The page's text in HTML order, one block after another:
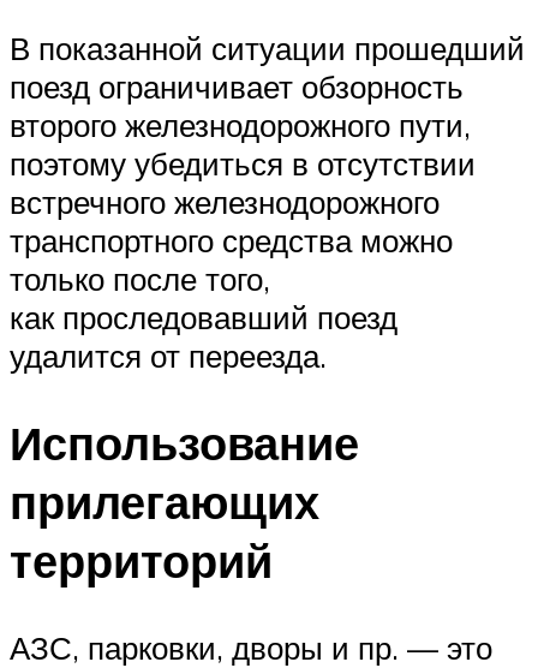
В показанной ситуации прошедший
поезд ограничивает обзорность
второго железнодорожного пути,
поэтому убедиться в отсутствии
встречного железнодорожного
транспортного средства можно
только после того,
как проследовавший поезд
удалится от переезда.
Использование
прилегающих
территорий
АЗС, парковки, дворы и пр. — это